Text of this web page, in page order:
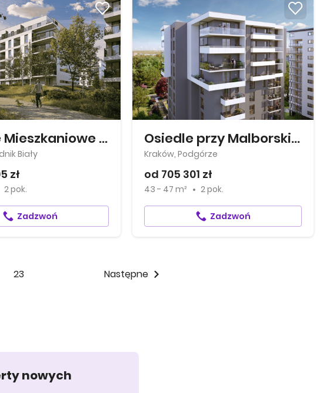
Osiedle Mieszkaniowe Górka Narodowa
Biały
zł
2 pok.
Zadzwoń
Osiedle przy Malborskiej
Kraków, Podgórze
od 705 301 zł
43 - 47 m² 2 pok.
Zadzwoń
23 Następne
nowych